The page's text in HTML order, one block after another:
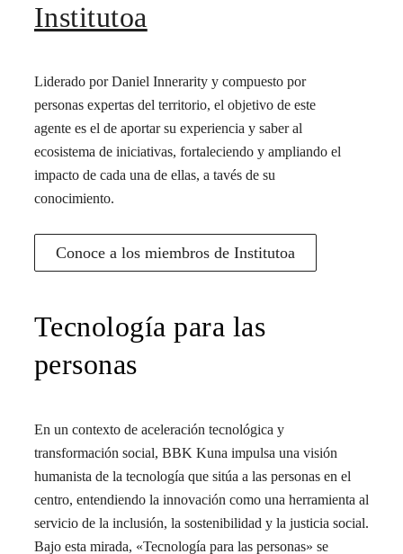
Institutoa
Liderado por Daniel Innerarity y compuesto por
personas expertas del territorio, el objetivo de este
agente es el de aportar su experiencia y saber al
ecosistema de iniciativas, fortaleciendo y ampliando el
impacto de cada una de ellas, a tavés de su
conocimiento.
Conoce a los miembros de Institutoa
Tecnología para las
personas
En un contexto de aceleración tecnológica y
transformación social, BBK Kuna impulsa una visión
humanista de la tecnología que sitúa a las personas en el
centro, entendiendo la innovación como una herramienta al
servicio de la inclusión, la sostenibilidad y la justicia social.
Bajo esta mirada, «Tecnología para las personas» se